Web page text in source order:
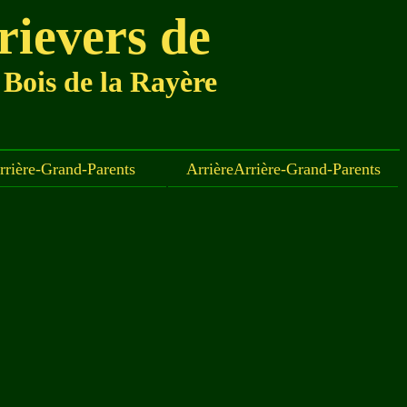
de
de la Rayère
Grand-Parents ArrièreArrière-Grand-Parents